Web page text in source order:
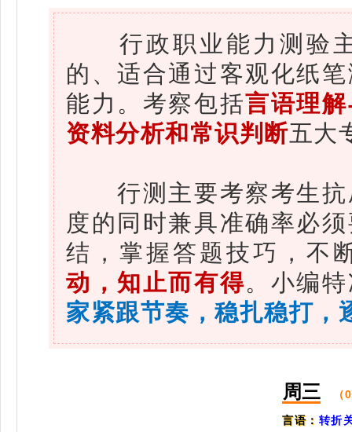
行政职业能力测验主
的、适合通过客观化纸
能力。考察包括言语理
资料分析和常识判断五大
行测主要考察考生抗
度的同时兼具准确率必
结，掌握答题技巧，不
动，知止而有得。小编
家紧跟节奏 ，稳扎稳打，
周三 （
言语： 转折